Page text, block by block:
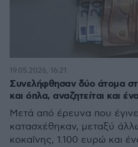
Συνελήφθησαν δύο άτομα
και όπλα, αναζητείται και
Μετά από έρευνα που έγινε
κατασχέθηκαν, μεταξύ
κοκαΐνης, 1.100 ευρώ και
19.05.2026, 16:21